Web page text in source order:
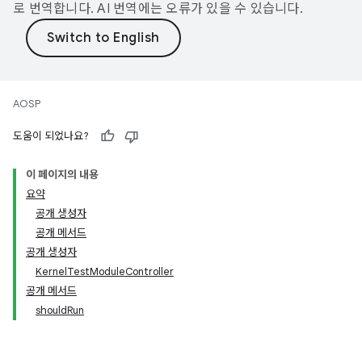
로 번역합니다. AI 번역에는 오류가 있을 수 있습니다.
AOSP
도움이 되었나요?
이 페이지의 내용
요약
공개 생성자
공개 메서드
공개 생성자
KernelTestModuleController
공개 메서드
shouldRun